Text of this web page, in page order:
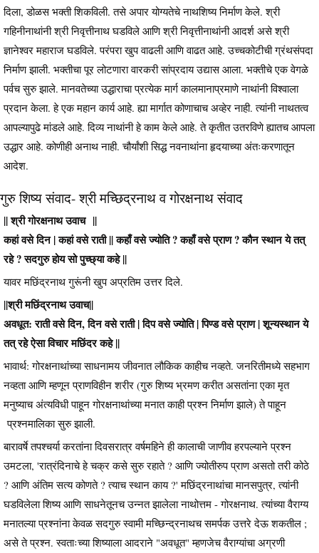
दिला, डोळस भक्ती शिकविली. तसे अपार योग्यतेचे नाथशिष्य निर्माण केले. श्री
गहिनीनाथांनी श्री निवृत्तीनाथ घडविले आणि श्री निवृत्तीनाथांनी आदर्श असे श्री
ज्ञानेश्वर महाराज घडविले. परंपरा खुप वाढली आणि वाढत आहे. उच्चकोटीची ग्रंथसंपदा
निर्माण झाली. भक्तीचा पूर लोटणारा वारकरी सांप्रदाय उद्यास आला. भक्तीचे एक वेगळे
पर्वच सुरु झाले. मानवतेच्या उद्धाराचा प्रत्येक मार्ग कालमानाप्रमाणे नाथांनी विश्वाला
प्रदान केला. हे एक महान कार्य आहे. ह्या मार्गात कोणाचाच अव्हेर नाही. त्यांनी नाथतत्व
आपल्यापुढे मांडले आहे. दिव्य नाथांनी हे काम केले आहे. ते कृतीत उतरविणे ह्यातच आपला
उद्धार आहे. कोणीही अनाथ नाही. चौर्यांशी सिद्ध नवनाथांना हृदयाच्या अंतःकरणातून
आदेश.
गुरु शिष्य संवाद- श्री मच्छिद्रनाथ व गोरक्षनाथ संवाद
|| श्री गोरक्षनाथ उवाच ||
कहां वसे दिन | कहां वसे राती || कहाँ वसे ज्योति ? कहाँ वसे प्राण ? कौन स्थान ये तत्
रहे ? सदगुरु होय सो पुच्छ्या कहे ||
यावर मछिंद्रनाथ गुरूंनी खुप अप्रतिम उत्तर दिले.
||श्री मछिंद्रनाथ उवाच||
अवधूत: राती वसे दिन, दिन वसे राती | दिप वसे ज्योति | पिण्ड वसे प्राण | शून्यस्थान ये
तत् रहे ऐसा विचार मछिंदर कहे ||
भावार्थ: गोरक्षनाथांच्या साधनामय जीवनात लौकिक काहीच नव्हते. जनरितीमध्ये सहभाग
नव्हता आणि म्हणून प्राणविहीन शरीर (गुरु शिष्य भ्रमण करीत असतांना एका मृत
मनुष्याच अंत्यविधी पाहून गोरक्षनाथांच्या मनात काही प्रश्न निर्माण झाले) ते पाहून
प्रश्नमालिका सुरु झाली.
बारावर्षे तपश्चर्या करतांना दिवसरात्र वर्षमहिने ही कालाची जाणीव हरपल्याने प्रश्न
उमटला, 'रात्रंदिनाचे हे चक्र कसे सुरु रहाते ? आणि ज्योतीरुप प्राण असतो तरी कोठे
? आणि अंतिम सत्य कोणते ? त्याच स्थान काय ?' मछिंद्रनाथांचा मानसपुत्र, त्यांनी
घडविलेला शिष्य आणि साधनेतूनच उन्नत झालेला नाथोत्तम - गोरक्षनाथ. त्यांच्या वैराग्य
मनातल्या प्रश्नांना केवळ सदगुरु स्वामी मच्छिन्द्रनाथच समर्पक उत्तरे देऊ शकतील ;
असे ते प्रश्न. स्वताःच्या शिष्याला आदराने "अवधूत" म्हणजेच वैराग्यांचा अग्रणी